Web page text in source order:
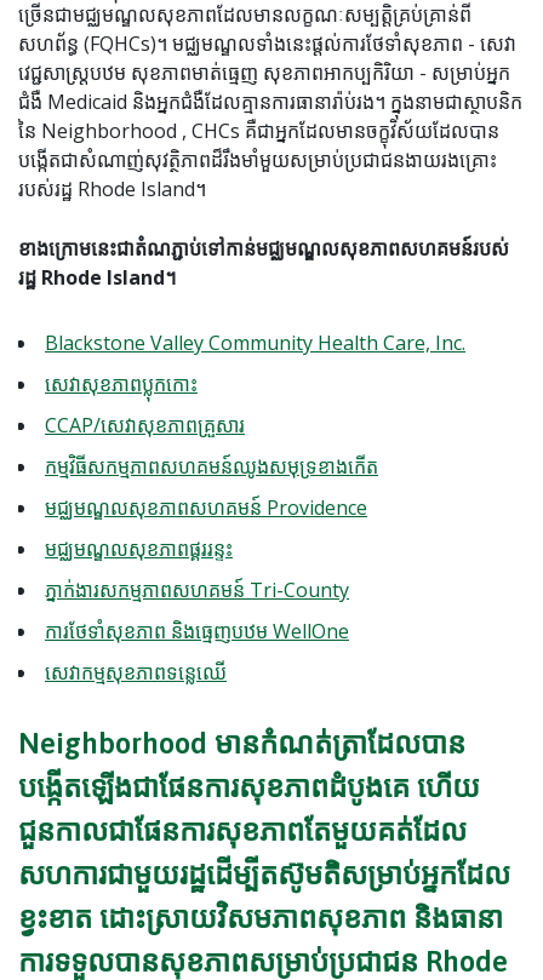
ច្រើនជាមជ្ឈមណ្ឌលសុខភាពដែលមានលក្ខណៈសម្បត្តិគ្រប់គ្រាន់ពី
សហព័ន្ធ (FQHCs)។ មជ្ឈមណ្ឌលទាំងនេះផ្តល់ការថែទាំសុខភាព - សេវា
វេជ្ជសាស្ត្របឋម សុខភាពមាត់ធ្មេញ សុខភាពអាកប្បកិរិយា - សម្រាប់អ្នក
ជំងឺ Medicaid និងអ្នកជំងឺដែលគ្មានការធានារ៉ាប់រង។ ក្នុងនាមជាស្ថាបនិក
នៃ Neighborhood , CHCs គឺជាអ្នកដែលមានចក្ខុវិស័យដែលបាន
បង្កើតជាសំណាញ់សុវត្ថិភាពដ៏រឹងមាំមួយសម្រាប់ប្រជាជនងាយរងគ្រោះ
របស់រដ្ឋ Rhode Island។
ខាងក្រោមនេះជាតំណភ្ជាប់ទៅកាន់មជ្ឈមណ្ឌលសុខភាពសហគមន៍របស់
រដ្ឋ Rhode Island។
Blackstone Valley Community Health Care, Inc.
សេវាសុខភាពប្លុកកោះ
CCAP/សេវាសុខភាពគ្រួសារ
កម្មវិធីសកម្មភាពសហគមន៍ឈូងសមុទ្រខាងកើត
មជ្ឈមណ្ឌលសុខភាពសហគមន៍ Providence
មជ្ឈមណ្ឌលសុខភាពផ្គររន្ទះ
ភ្នាក់ងារសកម្មភាពសហគមន៍ Tri-County
ការថែទាំសុខភាព និងធ្មេញបឋម WellOne
សេវាកម្មសុខភាពទន្លេឈើ
Neighborhood មានកំណត់ត្រាដែលបាន
បង្កើតឡើងជាផែនការសុខភាពដំបូងគេ ហើយ
ជួនកាលជាផែនការសុខភាពតែមួយគត់ដែល
សហការជាមួយរដ្ឋដើម្បីតស៊ូមតិសម្រាប់អ្នកដែល
ខ្វះខាត ដោះស្រាយវិសមភាពសុខភាព និងធានា
ការទទួលបានសុខភាពសម្រាប់ប្រជាជន Rhode